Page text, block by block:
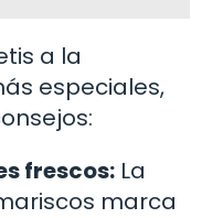
a la
especiales,
frescos: La
marca